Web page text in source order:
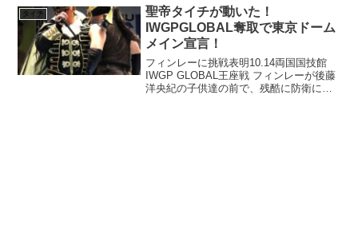
ほんとショックです。タイチとしても、
聖帝十字陵て師...
タイチ
聖帝タイチが動いた！
IWGPGLOBAL奪取で東京ドーム
メイン宣言！
フィンレーに挑戦表明10.14両国国技館
IWGP GLOBAL王座戦 フィンレーが後藤
洋央紀の子供達の前で、残酷に防衛に成